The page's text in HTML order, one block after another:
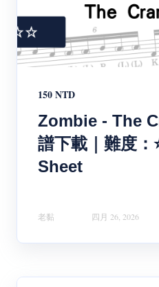
150 NTD
Zombie - The
譜下載｜難度：
Sheet
老黏 四月 26, 2026